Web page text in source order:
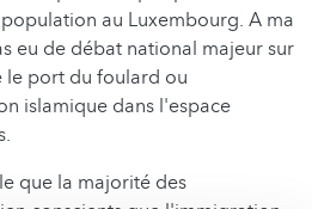
au Luxembourg. A ma
eu de débat national majeur sur
le port du foulard ou
islamique dans l'espace
que la majorité des